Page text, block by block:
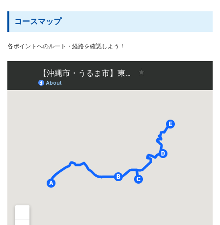
コースマップ
各ポイントへのルート・経路を確認しよう！